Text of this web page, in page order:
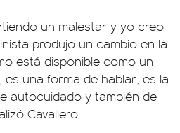
un malestar y yo creo
produjo un cambio en la
está disponible como un
una forma de hablar, es la
autocuidado y también de
Cavallero.